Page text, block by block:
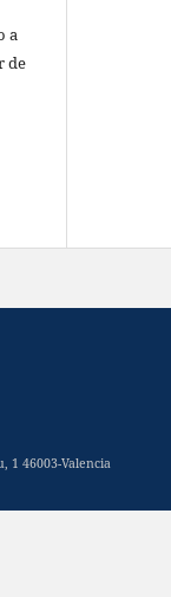
a
de
1 46003-Valencia